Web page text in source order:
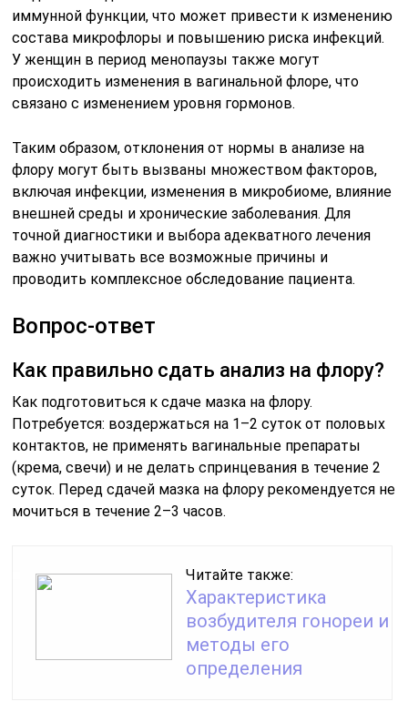
иммунной функции, что может привести к изменению
состава микрофлоры и повышению риска инфекций.
У женщин в период менопаузы также могут
происходить изменения в вагинальной флоре, что
связано с изменением уровня гормонов.
Таким образом, отклонения от нормы в анализе на
флору могут быть вызваны множеством факторов,
включая инфекции, изменения в микробиоме, влияние
внешней среды и хронические заболевания. Для
точной диагностики и выбора адекватного лечения
важно учитывать все возможные причины и
проводить комплексное обследование пациента.
Вопрос-ответ
Как правильно сдать анализ на флору?
Как подготовиться к сдаче мазка на флору.
Потребуется: воздержаться на 1–2 суток от половых
контактов, не применять вагинальные препараты
(крема, свечи) и не делать спринцевания в течение 2
суток. Перед сдачей мазка на флору рекомендуется не
мочиться в течение 2–3 часов.
Читайте также:
Характеристика
возбудителя гонореи и
методы его
определения